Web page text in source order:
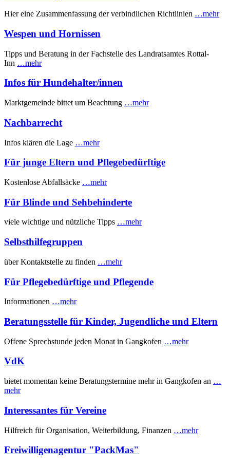
Hier eine Zusammenfassung der verbindlichen Richtlinien …mehr
Wespen und Hornissen
Tipps und Beratung in der Fachstelle des Landratsamtes Rottal-
Inn …mehr
Infos für Hundehalter/innen
Marktgemeinde bittet um Beachtung …mehr
Nachbarrecht
Infos klären die Lage …mehr
Für junge Eltern und Pflegebedürftige
Kostenlose Abfallsäcke …mehr
Für Blinde und Sehbehinderte
viele wichtige und nützliche Tipps …mehr
Selbsthilfegruppen
über Kontaktstelle zu finden …mehr
Für Pflegebedürftige und Pflegende
Informationen …mehr
Beratungsstelle für Kinder, Jugendliche und Eltern
Offene Sprechstunde jeden Monat in Gangkofen …mehr
VdK
bietet momentan keine Beratungstermine mehr in Gangkofen an …
mehr
Interessantes für Vereine
Hilfreich für Organisation, Weiterbildung, Finanzen …mehr
Freiwilligenagentur "PackMas"